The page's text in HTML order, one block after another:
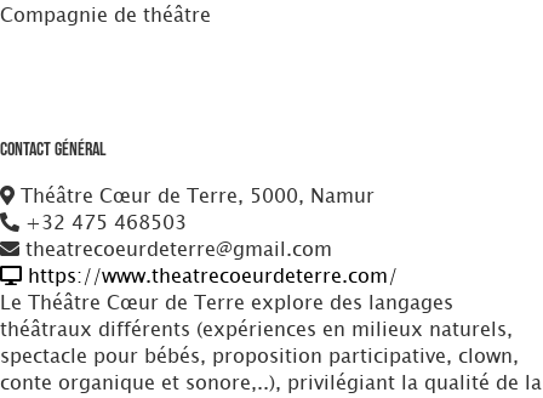
Compagnie de théâtre
Contact Général
Théâtre Cœur de Terre, 5000, Namur
+32 475 468503
theatrecoeurdeterre@gmail.com
https://www.theatrecoeurdeterre.com/
Le Théâtre Cœur de Terre explore des langages
théâtraux différents (expériences en milieux naturels,
spectacle pour bébés, proposition participative, clown,
conte organique et sonore,..), privilégiant la qualité de la